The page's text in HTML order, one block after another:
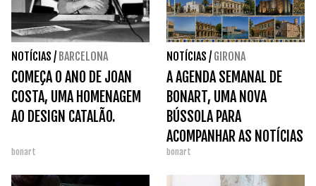
NOTÍCIAS / BARCELONA
COMEÇA O ANO DE JOAN
COSTA, UMA HOMENAGEM
AO DESIGN CATALÃO.
bonart
NOTÍCIAS / GIRONA
A AGENDA SEMANAL DE
BONART, UMA NOVA
BÚSSOLA PARA
ACOMPANHAR AS NOTÍCIAS
DAS EXPOSIÇÕES EM
ANDAMENTO.
bonart